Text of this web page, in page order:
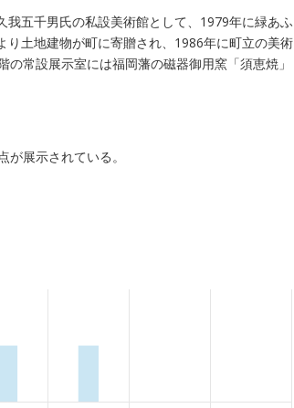
五千男氏の私設美術館として、1979年に緑あふ
土地建物が町に寄贈され、1986年に町立の美術
常設展示室には福岡藩の磁器御用窯「須恵焼」
展示されている。